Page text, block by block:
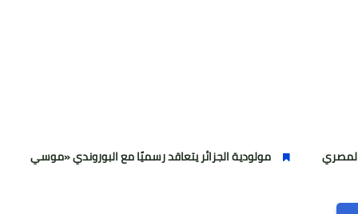
مولودية الجزائر يتعاقد رسميًا مع البوروندي «موسي ندووموي»